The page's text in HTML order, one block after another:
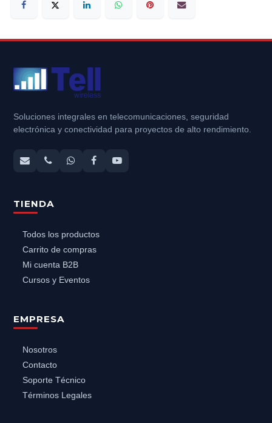
Soluciones integrales en telecomunicaciones, seguridad
electrónica y conectividad para proyectos de alto rendimiento.
TIENDA
Todos los productos
Carrito de compras
Mi cuenta B2B
Cursos y Eventos
EMPRESA
Nosotros
Contacto
Soporte Técnico
Términos Legales